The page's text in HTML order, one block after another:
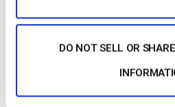
DO NOT SELL OR
È inoltre necessario inserire
nel caso in cui si verifichi un
che avete creato in precedenza su